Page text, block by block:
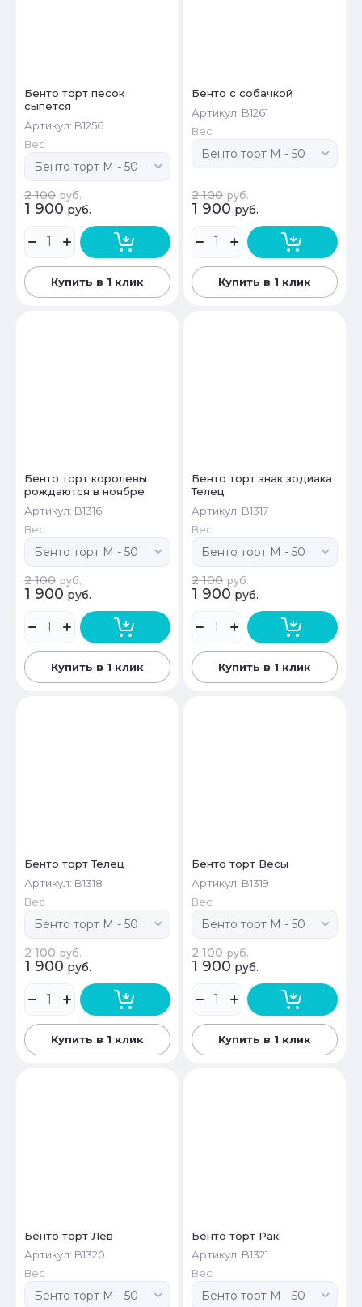
Бенто торт песок
сыпется
Артикул: B1256
Вес
2 100 руб.
1 900 руб.
Купить в 1 клик
Бенто с собачкой
Артикул: B1261
Вес
2 100 руб.
1 900 руб.
Купить в 1 клик
Бенто торт королевы
рождаются в ноябре
Артикул: B1316
Вес
2 100 руб.
1 900 руб.
Купить в 1 клик
Бенто торт знак зодиака
Телец
Артикул: B1317
Вес
2 100 руб.
1 900 руб.
Купить в 1 клик
Бенто торт Телец
Артикул: B1318
Вес
2 100 руб.
1 900 руб.
Купить в 1 клик
Бенто торт Весы
Артикул: B1319
Вес
2 100 руб.
1 900 руб.
Купить в 1 клик
Бенто торт Лев
Артикул: B1320
Вес
Бенто торт Рак
Артикул: B1321
Вес